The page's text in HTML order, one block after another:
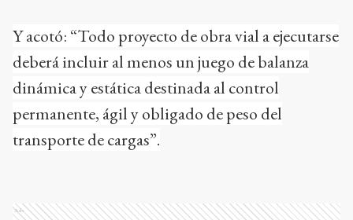
Y acotó: “Todo proyecto de obra vial a ejecutarse
deberá incluir al menos un juego de balanza
dinámica y estática destinada al control
permanente, ágil y obligado de peso del
transporte de cargas”.
Ads